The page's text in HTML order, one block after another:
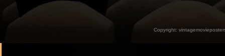
Copyright: